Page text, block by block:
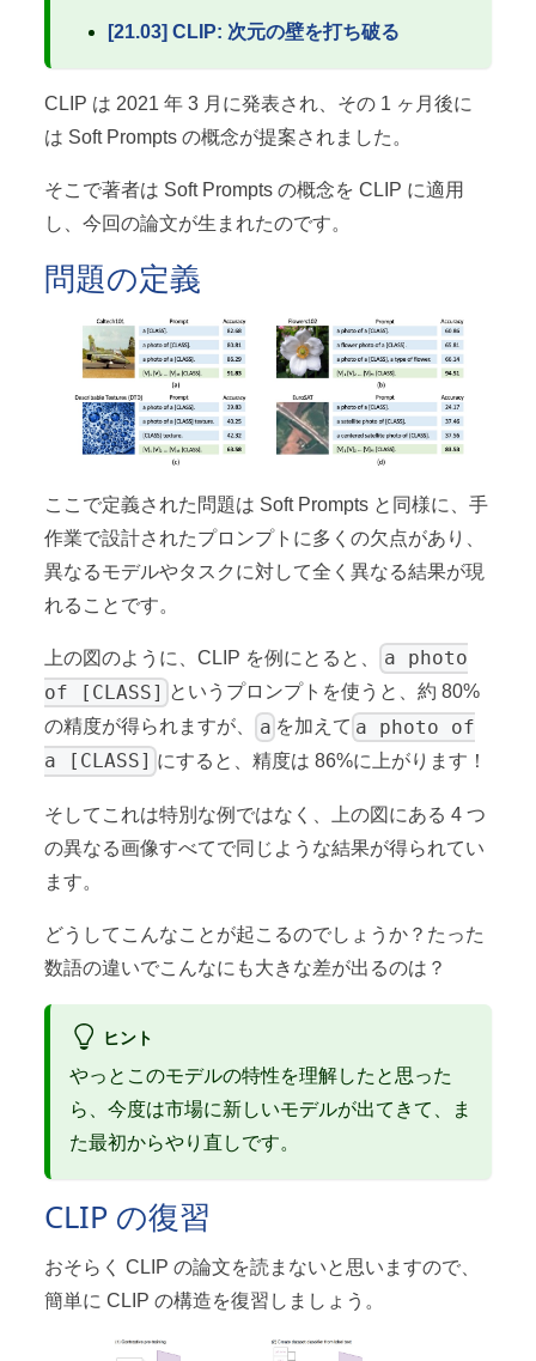
[21.03] CLIP: 次元の壁を打ち破る
CLIP は 2021 年 3 月に発表され、その 1 ヶ月後に
は Soft Prompts の概念が提案されました。
そこで著者は Soft Prompts の概念を CLIP に適用
し、今回の論文が生まれたのです。
問題の定義
ここで定義された問題は Soft Prompts と同様に、手
作業で設計されたプロンプトに多くの欠点があり、
異なるモデルやタスクに対して全く異なる結果が現
れることです。
上の図のように、CLIP を例にとると、
a photo
of [CLASS] というプロンプトを使うと、約 80%
の精度が得られますが、
a を加えて a photo of
a [CLASS] にすると、精度は 86%に上がります！
そしてこれは特別な例ではなく、上の図にある 4 つ
の異なる画像すべてで同じような結果が得られてい
ます。
どうしてこんなことが起こるのでしょうか？たった
数語の違いでこんなにも大きな差が出るのは？
ヒント
やっとこのモデルの特性を理解したと思った
ら、今度は市場に新しいモデルが出てきて、ま
た最初からやり直しです。
CLIP の復習
おそらく CLIP の論文を読まないと思いますので、
簡単に CLIP の構造を復習しましょう。